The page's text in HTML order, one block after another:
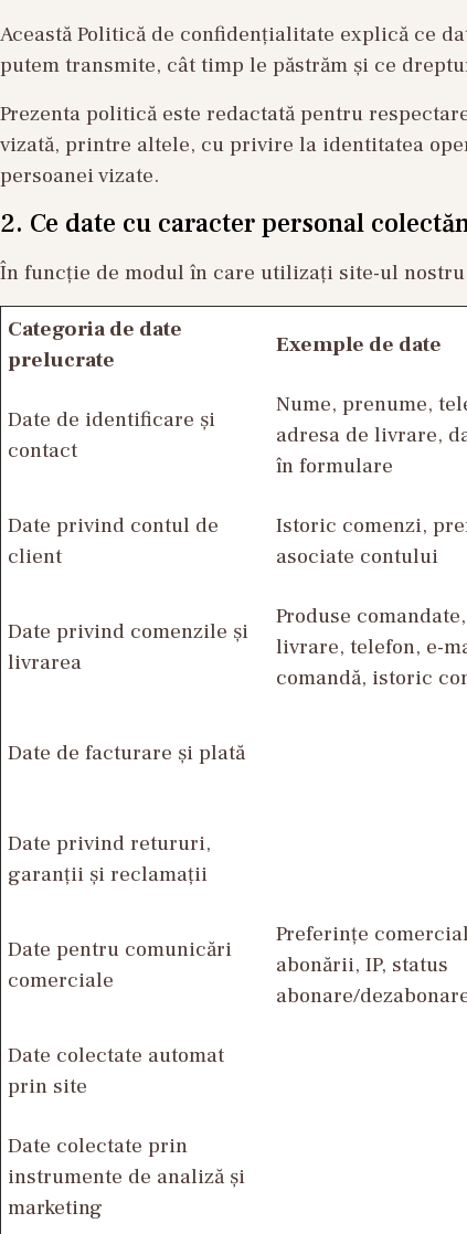
Această Politică de confidențialitate explică ce
putem transmite, cât timp le păstrăm și ce
Prezenta politică este redactată pentru
vizată, printre altele, cu privire la identitatea
persoanei vizate.
2. Ce date cu caracter personal
În funcție de modul în care utilizați site-ul
Categoria de date
prelucrate
Exemple de date
Date de identificare și
contact
Nume, prenume,
adresa de livrare,
în formulare
Date privind contul de
client
Istoric comenzi,
asociate contului
Date privind comenzile și
livrarea
Produse
livrare, telefon, e-
comandă, istoric
Date de facturare și plată
Date privind retururi,
garanții și reclamații
Date pentru comunicări
comerciale
Preferințe
abonării, IP, status
abonare/
Date colectate automat
prin site
Date colectate prin
instrumente de analiză și
marketing